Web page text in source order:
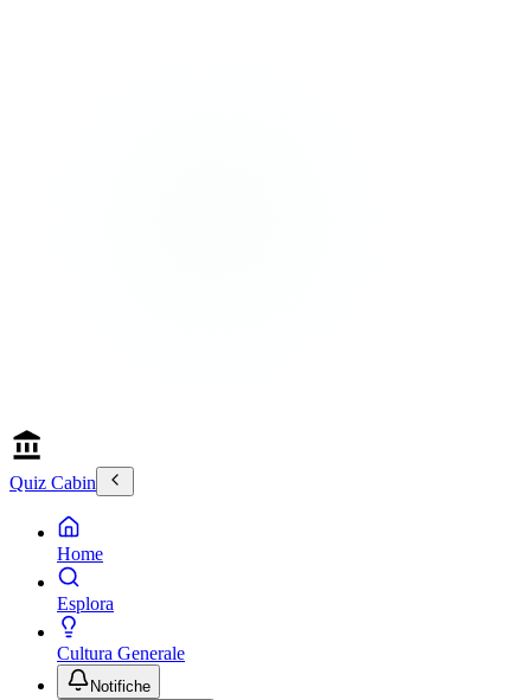
Quiz Cabin
Home
Esplora
Cultura Generale
Notifiche